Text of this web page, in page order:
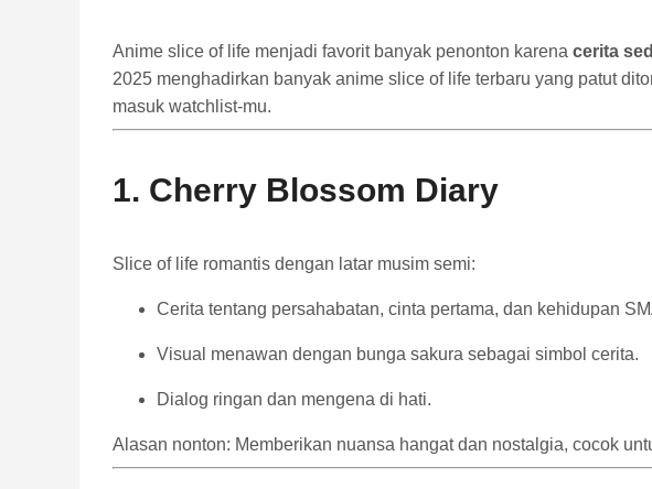
Anime slice of life menjadi favorit banyak penonton karena cerita
2025 menghadirkan banyak anime slice of life terbaru yang patut
masuk watchlist-mu.
1. Cherry Blossom Diary
Slice of life romantis dengan latar musim semi:
Cerita tentang persahabatan, cinta pertama, dan kehidupan
Visual menawan dengan bunga sakura sebagai simbol cerita.
Dialog ringan dan mengena di hati.
Alasan nonton: Memberikan nuansa hangat dan nostalgia, cocok